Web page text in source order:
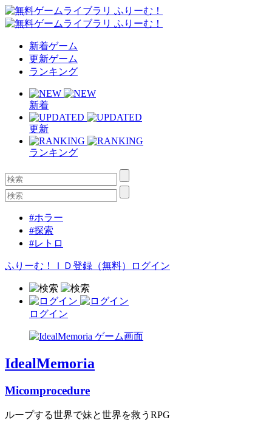
新着ゲーム
更新ゲーム
ランキング
新着
更新
ランキング
#ホラー
#探索
#レトロ
ふりーむ！ＩＤ登録（無料） ログイン
ログイン
IdealMemoria
Micomprocedure
ループする世界で妹と世界を救うRPG